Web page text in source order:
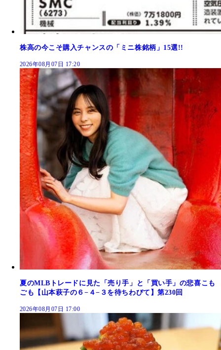
株高の今こそ購入チャンスの「ミニ株銘柄」15選!!
2026年08月07日 17:20
夏のMLBトレードに見た「売り手」と「買い手」の悲喜こも
ごも【山本萩子の６−４−３を待ちわびて】第230回
2026年08月07日 17:00